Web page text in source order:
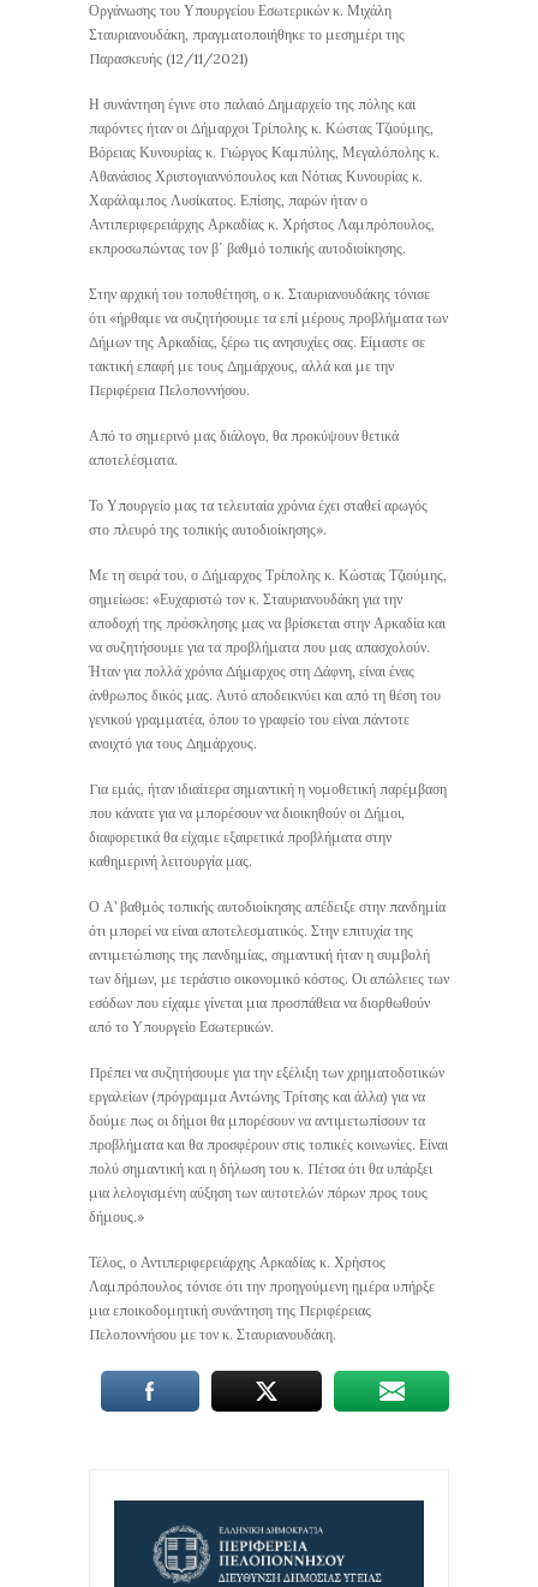
Οργάνωσης του Υπουργείου Εσωτερικών κ. Μιχάλη
Σταυριανουδάκη, πραγματοποιήθηκε το μεσημέρι της
Παρασκευής (12/11/2021)
Η συνάντηση έγινε στο παλαιό Δημαρχείο της πόλης και
παρόντες ήταν οι Δήμαρχοι Τρίπολης κ. Κώστας Τζιούμης,
Βόρειας Κυνουρίας κ. Γιώργος Καμπύλης, Μεγαλόπολης κ.
Αθανάσιος Χριστογιαννόπουλος και Νότιας Κυνουρίας κ.
Χαράλαμπος Λυσίκατος. Επίσης, παρών ήταν ο
Αντιπεριφερειάρχης Αρκαδίας κ. Χρήστος Λαμπρόπουλος,
εκπροσωπώντας τον β΄ βαθμό τοπικής αυτοδιοίκησης.
Στην αρχική του τοποθέτηση, ο κ. Σταυριανουδάκης τόνισε
ότι «ήρθαμε να συζητήσουμε τα επί μέρους προβλήματα των
Δήμων της Αρκαδίας, ξέρω τις ανησυχίες σας. Είμαστε σε
τακτική επαφή με τους Δημάρχους, αλλά και με την
Περιφέρεια Πελοποννήσου.
Από το σημερινό μας διάλογο, θα προκύψουν θετικά
αποτελέσματα.
Το Υπουργείο μας τα τελευταία χρόνια έχει σταθεί αρωγός
στο πλευρό της τοπικής αυτοδιοίκησης».
Με τη σειρά του, ο Δήμαρχος Τρίπολης κ. Κώστας Τζιούμης,
σημείωσε: «Ευχαριστώ τον κ. Σταυριανουδάκη για την
αποδοχή της πρόσκλησης μας να βρίσκεται στην Αρκαδία και
να συζητήσουμε για τα προβλήματα που μας απασχολούν.
Ήταν για πολλά χρόνια Δήμαρχος στη Δάφνη, είναι ένας
άνθρωπος δικός μας. Αυτό αποδεικνύει και από τη θέση του
γενικού γραμματέα, όπου το γραφείο του είναι πάντοτε
ανοιχτό για τους Δημάρχους.
Για εμάς, ήταν ιδιαίτερα σημαντική η νομοθετική παρέμβαση
που κάνατε για να μπορέσουν να διοικηθούν οι Δήμοι,
διαφορετικά θα είχαμε εξαιρετικά προβλήματα στην
καθημερινή λειτουργία μας.
Ο Α’ βαθμός τοπικής αυτοδιοίκησης απέδειξε στην πανδημία
ότι μπορεί να είναι αποτελεσματικός. Στην επιτυχία της
αντιμετώπισης της πανδημίας, σημαντική ήταν η συμβολή
των δήμων, με τεράστιο οικονομικό κόστος. Οι απώλειες των
εσόδων που είχαμε γίνεται μια προσπάθεια να διορθωθούν
από το Υπουργείο Εσωτερικών.
Πρέπει να συζητήσουμε για την εξέλιξη των χρηματοδοτικών
εργαλείων (πρόγραμμα Αντώνης Τρίτσης και άλλα) για να
δούμε πως οι δήμοι θα μπορέσουν να αντιμετωπίσουν τα
προβλήματα και θα προσφέρουν στις τοπικές κοινωνίες. Είναι
πολύ σημαντική και η δήλωση του κ. Πέτσα ότι θα υπάρξει
μια λελογισμένη αύξηση των αυτοτελών πόρων προς τους
δήμους.»
Τέλος, ο Αντιπεριφερειάρχης Αρκαδίας κ. Χρήστος
Λαμπρόπουλος τόνισε ότι την προηγούμενη ημέρα υπήρξε
μια εποικοδομητική συνάντηση της Περιφέρειας
Πελοποννήσου με τον κ. Σταυριανουδάκη.